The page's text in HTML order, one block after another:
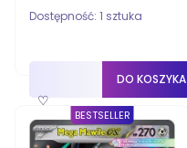
Dostępność: 1 sztuka
♡
DO KOSZYKA
BESTSELLER